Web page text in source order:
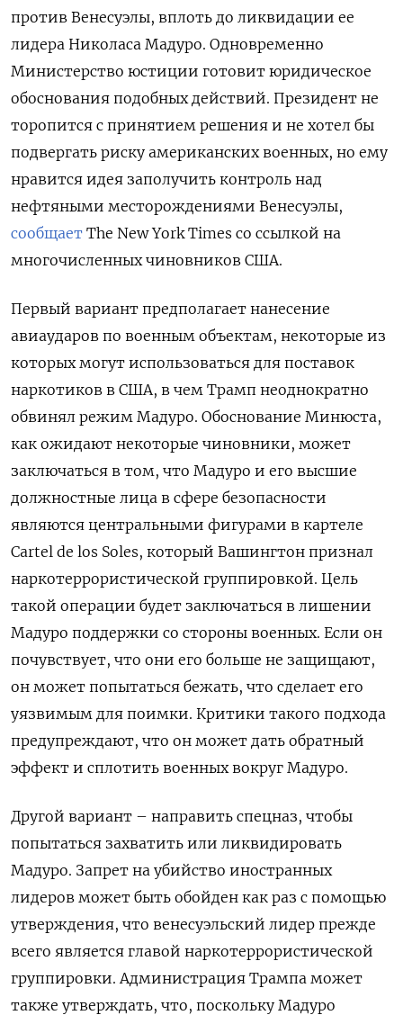
против Венесуэлы, вплоть до ликвидации ее
лидера Николаса Мадуро. Одновременно
Министерство юстиции готовит юридическое
обоснования подобных действий. Президент не
торопится с принятием решения и не хотел бы
подвергать риску американских военных, но ему
нравится идея заполучить контроль над
нефтяными месторождениями Венесуэлы,
сообщает The New York Times со ссылкой на
многочисленных чиновников США.
Первый вариант предполагает нанесение
авиаударов по военным объектам, некоторые из
которых могут использоваться для поставок
наркотиков в США, в чем Трамп неоднократно
обвинял режим Мадуро. Обоснование Минюста,
как ожидают некоторые чиновники, может
заключаться в том, что Мадуро и его высшие
должностные лица в сфере безопасности
являются центральными фигурами в картеле
Cartel de los Soles, который Вашингтон признал
наркотеррористической группировкой. Цель
такой операции будет заключаться в лишении
Мадуро поддержки со стороны военных. Если он
почувствует, что они его больше не защищают,
он может попытаться бежать, что сделает его
уязвимым для поимки. Критики такого подхода
предупреждают, что он может дать обратный
эффект и сплотить военных вокруг Мадуро.
Другой вариант – направить спецназ, чтобы
попытаться захватить или ликвидировать
Мадуро. Запрет на убийство иностранных
лидеров может быть обойден как раз с помощью
утверждения, что венесуэльский лидер прежде
всего является главой наркотеррористической
группировки. Администрация Трампа может
также утверждать, что, поскольку Мадуро